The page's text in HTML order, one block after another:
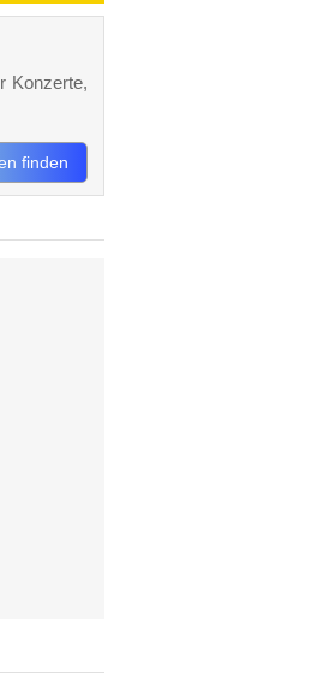
Konzerte,
finden